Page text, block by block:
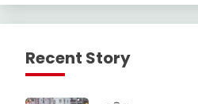
Recent Story